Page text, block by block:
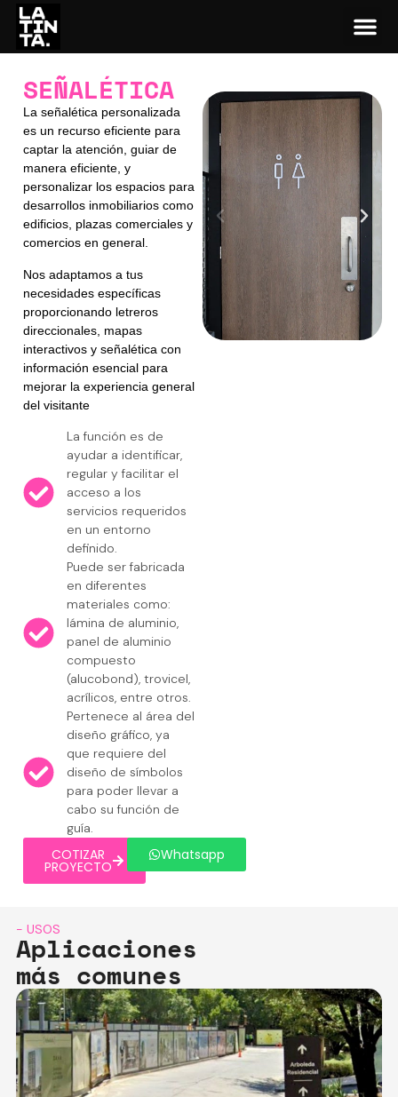
SEÑALÉTICA
La señalética personalizada
es un recurso eficiente para
captar la atención, guiar de
manera eficiente, y
personalizar los espacios para
desarrollos inmobiliarios como
edificios, plazas comerciales y
comercios en general.
Nos adaptamos a tus
necesidades específicas
proporcionando letreros
direccionales, mapas
interactivos y señalética con
información esencial para
mejorar la experiencia general
del visitante
La función es de
ayudar a identificar,
regular y facilitar el
acceso a los
servicios requeridos
en un entorno
definido.
Puede ser fabricada
en diferentes
materiales como:
lámina de aluminio,
panel de aluminio
compuesto
(alucobond), trovicel,
acrílicos, entre otros.
Pertenece al área del
diseño gráfico, ya
que requiere del
diseño de símbolos
para poder llevar a
cabo su función de
guía.
COTIZAR
PROYECTO
Whatsapp
- USOS
Aplicaciones
más comunes